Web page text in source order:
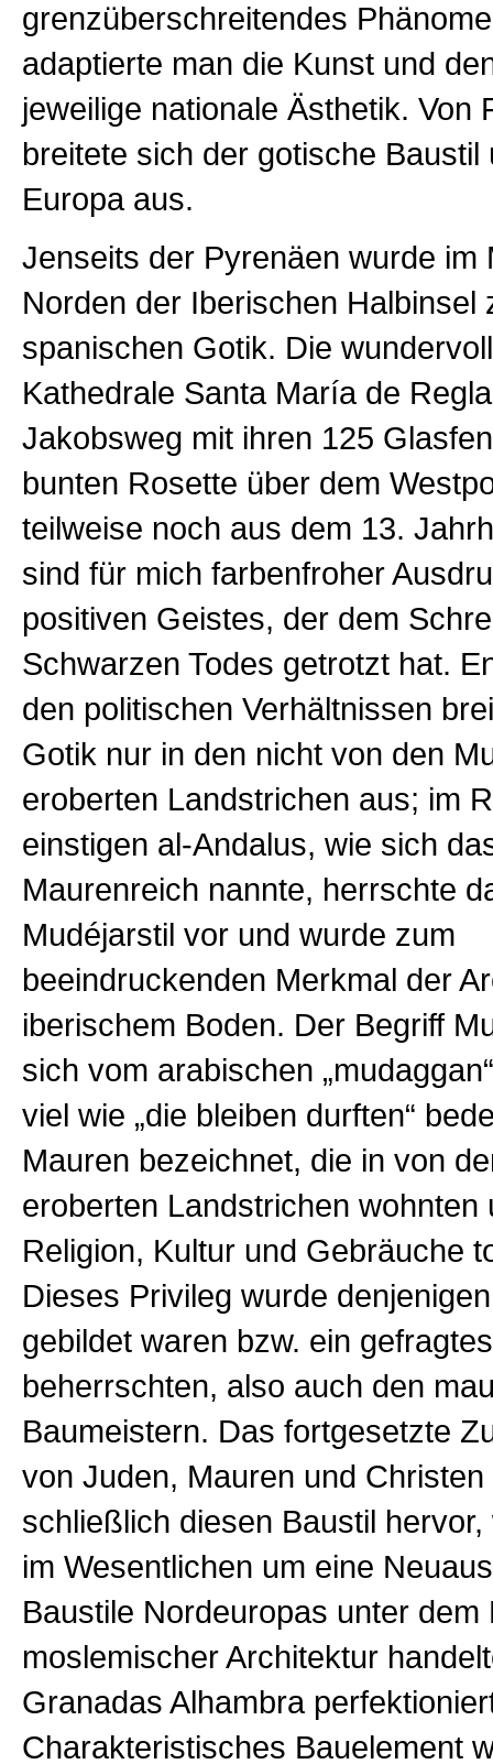
grenzüberschreitendes
adaptierte man die Kunst und
jeweilige nationale Ästhetik. Von
breitete sich der gotische Baustil
Europa aus.
Jenseits der Pyrenäen wurde im
Norden der Iberischen Halbinsel
spanischen Gotik. Die
Kathedrale Santa María de
Jakobsweg mit ihren 125
bunten Rosette über dem
teilweise noch aus dem 13.
sind für mich farbenfroher
positiven Geistes, der dem
Schwarzen Todes getrotzt hat.
den politischen Verhältnissen
Gotik nur in den nicht von den
eroberten Landstrichen aus; im
einstigen al-Andalus, wie sich
Maurenreich nannte, herrschte
Mudéjarstil vor und wurde zum
beeindruckenden Merkmal der
iberischem Boden. Der Begriff
sich vom arabischen
viel wie „die bleiben durften“
Mauren bezeichnet, die in von
eroberten Landstrichen wohnten
Religion, Kultur und Gebräuche
Dieses Privileg wurde
gebildet waren bzw. ein
beherrschten, also auch den
Baumeistern. Das fortgesetzte
von Juden, Mauren und
schließlich diesen Baustil
im Wesentlichen um eine
Baustile Nordeuropas unter dem
moslemischer Architektur
Granadas Alhambra
Charakteristisches Bauelement